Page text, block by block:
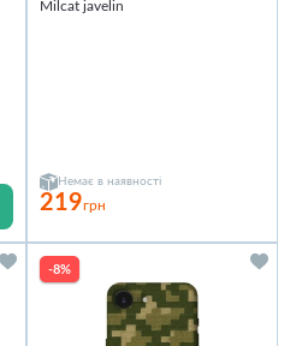
Milcat javelin
Немає в наявності
219грн
-8%